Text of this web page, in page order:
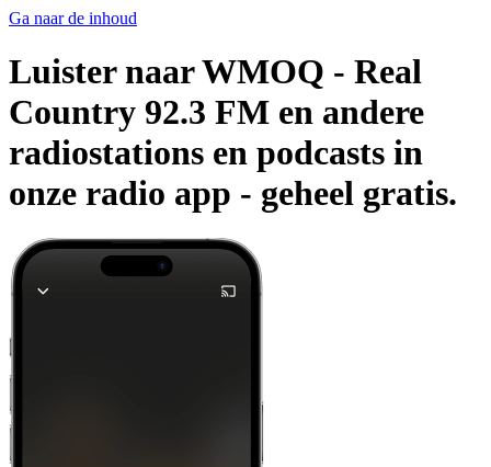
Ga naar de inhoud
Luister naar WMOQ - Real
Country 92.3 FM en andere
radiostations en podcasts in
onze radio app - geheel gratis.